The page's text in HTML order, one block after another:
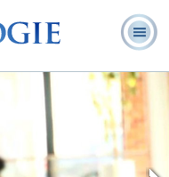
Ministres
volontaires
Foire aux
questions
Livres